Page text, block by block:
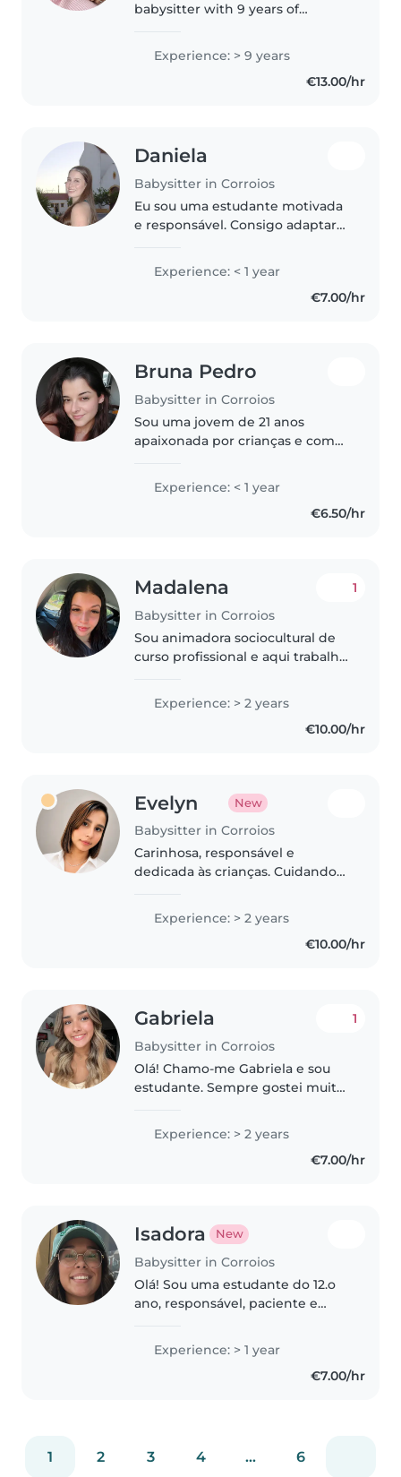
babysitter with 9 years of
toddlers. I'm fluent English and
can speak Dutch but not
perfectly and love engaging
Experience: > 9 years
€13.00/hr
Daniela
Babysitter in Corroios
Eu sou uma estudante motivada
e responsável. Consigo adaptar
procuro sempre novos desafios.
Dedico me naquilo que faço.
Experience: < 1 year
€7.00/hr
Bruna Pedro
Babysitter in Corroios
Sou uma jovem de 21 anos
apaixonada por crianças e com
delas. Tenho um curso de auxiliar
de educação e babysitting. Falo
Experience: < 1 year
€6.50/hr
Madalena
Babysitter in Corroios
1
Sou animadora sociocultural de
curso profissional e aqui trabalho
com portadores de deficiência, e
Experience: > 2 years
€10.00/hr
Evelyn New
Babysitter in Corroios
Carinhosa, responsável e
dedicada às crianças. Cuidando
dedicação. Responsável, amorosa
e comprometida. Paciente,
cuidadosa e muito dedicada.
Experience: > 2 years
€10.00/hr
Gabriela
Babysitter in Corroios
1
Olá! Chamo-me Gabriela e sou
estudante. Sempre gostei muito
com elas, por isso decidi
começar a trabalhar como
Experience: > 2 years
€7.00/hr
Isadora New
Babysitter in Corroios
Olá! Sou uma estudante do 12.o
ano, responsável, paciente e
tempo com crianças, brincar,
fazer atividades criativas e ajudá-
Experience: > 1 year
€7.00/hr
1 2 3 4 ... 6